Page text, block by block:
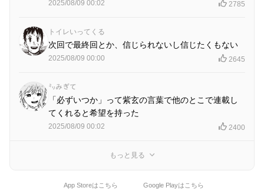
2025/08/09 00:02 2785
トイレいってくる
次回で最終回とか、信じられないし信じたくもない
2025/08/09 00:00 2645
㍉みぎて
「必ずいつか」って紫玄の言葉で他のとこで連載し
てくれると希望を持った
2025/08/09 00:02 2400
もっと見る
App Storeはこちら Google Playはこちら